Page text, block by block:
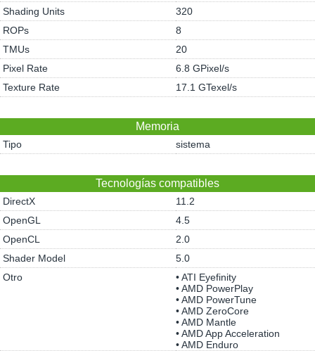
Shading Units
320
ROPs
8
TMUs
20
Pixel Rate
6.8 GPixel/s
Texture Rate
17.1 GTexel/s
Memoria
Tipo sistema
Tecnologías compatibles
DirectX
11.2
OpenGL
4.5
OpenCL
2.0
Shader Model
5.0
Otro
• ATI Eyefinity
• AMD PowerPlay
• AMD PowerTune
• AMD ZeroCore
• AMD Mantle
• AMD App Acceleration
• AMD Enduro